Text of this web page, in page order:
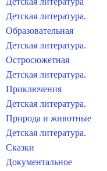
Детская литература.
Образовательная
Детская литература.
Остросюжетная
Детская литература.
Приключения
Детская литература.
Природа и животные
Детская литература.
Сказки
Документальное